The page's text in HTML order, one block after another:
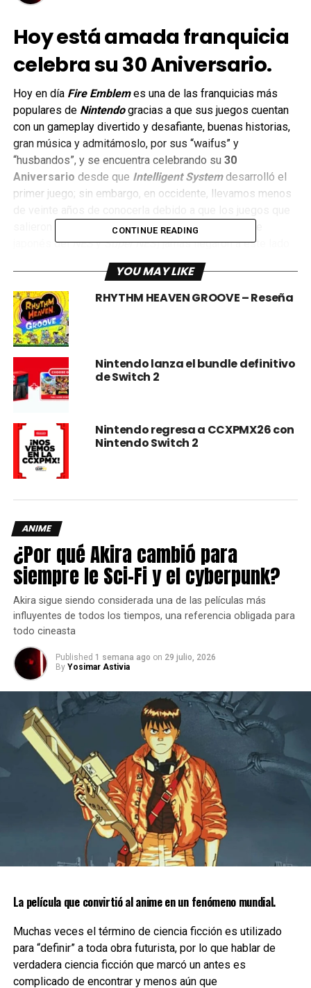
Hoy está amada franquicia
celebra su 30 Aniversario.
Hoy en día Fire Emblemes una de las franquicias más
populares de Nintendogracias a que sus juegos cuentan
con un gameplay divertido y desafiante, buenas historias,
gran música y admitámoslo, por sus “waifus” y
“husbandos”, y se encuentra celebrando su 30
Aniversario desde que Intelligent Systemdesarrolló el
primer juego; sin embargo, en occidente, llevamos menos
FAMICOMySuper FAMICOM
japonés delNESySuper NES) jamás llegaron a este lado
del mundo, sino que fue gracias al juego de
que tuvimos nuestro primer acercamiento con
Fire Emblem
en América y Europa.
Así es, fue en Super Smash Bros. Melee
, juego que se
lanzó para elGameCubeen el 2001, que muchos de
nosotros conocimos a Marth, protagonista del primer y
Fire Emblem, y a Roy, protagonista de
Swords of Sealsy debido a la gran recepción del público y
su deseo por conocer el juego del que provenían estos
personajes, fue queNintendodecidió lanzar en América y
en Europa el siguiente juego de la franquicia,
CONTINUE READING
YOU MAY LIKE
RHYTHM HEAVEN GROOVE – Reseña
Nintendo lanza el bundle definitivo
de Switch 2
Nintendo regresa a CCXPMX26 con
Nintendo Switch 2
ANIME
¿Por qué Akira cambió para
siempre le Sci-Fi y el cyberpunk?
Akira sigue siendo considerada una de las películas más
influyentes de todos los tiempos, una referencia obligada para
todo cineasta
Published 1 semana ago on 29 julio, 2026
By Yosimar Astivia
La película que convirtió al anime en un fenómeno mundial.
Muchas veces el término de ciencia ficción es utilizado
para “definir” a toda obra futurista, por lo que hablar de
verdadera ciencia ficción que marcó un antes es
complicado de encontrar y menos aún que